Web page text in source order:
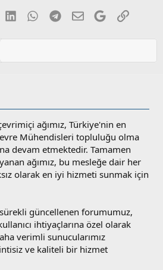
u
z
o
l
LinkedInWhatsApp
Telegram
E-postaGoogleLink
ağımız, Türkiye'nin en
Mühendisleri topluluğu olma
devam etmektedir. Tamamen
ağımız, bu mesleğe dair her
olarak en iyi hizmeti sunmak için
güncellenen forumumuz,
ihtiyaçlarına özel olarak
verimli sunucularımız
ve kaliteli bir hizmet